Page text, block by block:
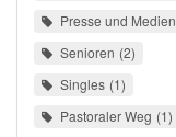
Presse und Medien
Senioren 2
Singles 1
Pastoraler Weg 1